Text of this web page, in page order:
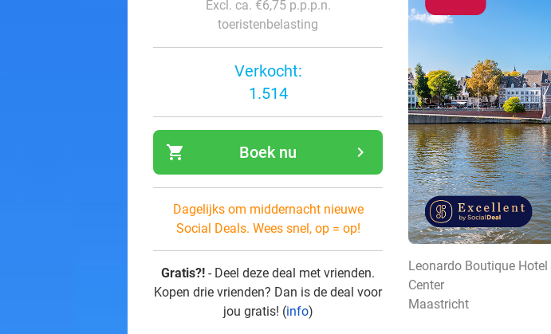
Excl. ca. €6,75 p.p.p.n.
toeristenbelasting
Verkocht:
1.514
shopping_cart navigate_next
Boek nu
Dagelijks om middernacht nieuwe
Social Deals. Wees snel, op = op!
Gratis?! - Deel deze deal met vrienden.
Kopen drie vrienden? Dan is de deal voor
jou gratis! (info)
Leonardo Boutique
Center
Maastricht